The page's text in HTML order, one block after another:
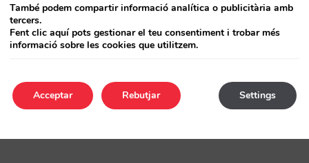
També podem compartir informació analítica o publicitària amb
tercers.
Fent clic aquí pots gestionar el teu consentiment i trobar més
informació sobre les cookies que utilitzem.
Acceptar Settings
Rebutjar